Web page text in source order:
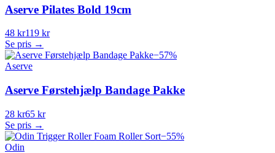
Aserve Pilates Bold 19cm
48 kr119 kr
Se pris →
−57%
Aserve
Aserve Førstehjælp Bandage Pakke
28 kr65 kr
Se pris →
−55%
Odin